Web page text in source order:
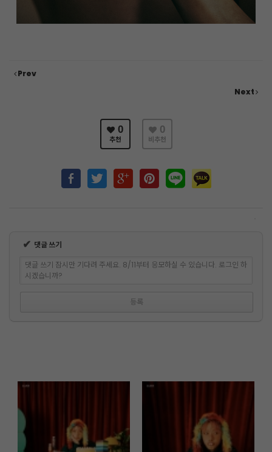
Prev
Next
0
추천
0
비추천
✔ 댓글 쓰기
댓글 쓰기 잠시만 기다려 주세요. 8/11부터 응모하실 수 있습니다. 로그인 하
시겠습니까?